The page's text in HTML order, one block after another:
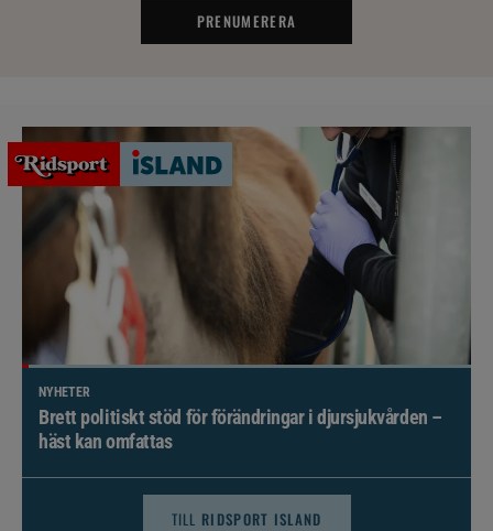
PRENUMERERA
NYHETER
Brett politiskt stöd för förändringar i djursjukvården –
häst kan omfattas
TILL RIDSPORT ISLAND